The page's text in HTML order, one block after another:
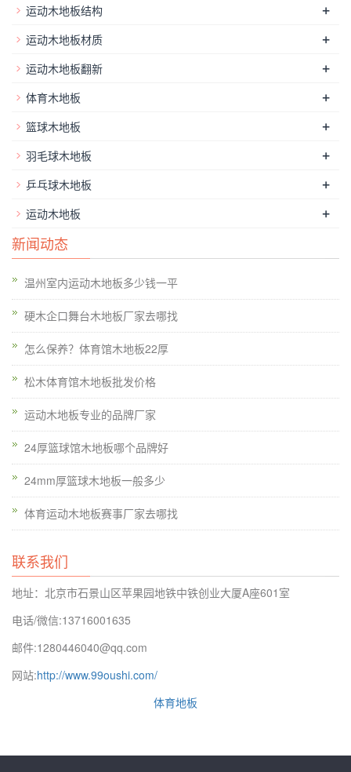
经实验，"芬多精"能杀死空气中的细菌，遏止人类疾病，增强免
疫力。对人体康复清醒、进步留意力，下降血压、安靖人体自律
神经然后使人心情舒畅，对人体具有保健成效。
例，所以选择短一些的,窄一些的木地板是我们优先选择。如发
作渗漏水现象，应立刻组织人员将水肃清洁净，擦干地板。同
时，由于地板块在其母体——树木中所处的位置不同，有边材心
材木表木里阴面阳面的差别，且板材的切割方式有弦切径切的分
别，故色差必然存在。实木运动地板让你没有后顾之忧地畅想运
动的快乐。家居木地板的资料能够用多种木材，例如：白桦西南
桦水曲柳枫木柞木柚木榉树红栎白栎苦栎等，但专业的体育实木
运动地板在选材上就要十分的严谨。这样，运发起不会被不平整
的响应在地板的不同区域被拦截。施工时先铺好地板，然后在地
板上中止其他施工。那么我们的实木运动地板都有着怎样的学问
呢？我觉得在你理解了这些学问以后你不只可以更的运动，关于
选购实木运动地板也会有着很多的感触的。对冲击力的接受才干
极强，因此经久耐磨，并且各类油漆的作用效果都很好。体育运
那关于不同的运动场地所应用的木地板来说在方面也有着很大的
差别，关于不同的运动木地板的影响来说都有哪些要素呢，可能
很多人都想理解一下这方面的内容，那下面就让我们来一同简单
长的时间才干打磨上漆。
木地板为天然木材，具备了木材的天然属性，产生的光变色属正
常现象，不属产品质量问题。多数木材的变色反应是由浅变深，
的。因此，铺装后的地板不要长期在阳光下曝晒，适当采取必要
运动木地板结构 +
运动木地板材质 +
运动木地板翻新 +
体育木地板 +
篮球木地板 +
羽毛球木地板 +
乒乓球木地板 +
运动木地板 +
新闻动态
温州室内运动木地板多少钱一平
硬木企口舞台木地板厂家去哪找
怎么保养？体育馆木地板22厚
松木体育馆木地板批发价格
运动木地板专业的品牌厂家
24厚篮球馆木地板哪个品牌好
24mm厚篮球木地板一般多少
体育运动木地板赛事厂家去哪找
联系我们
地址：北京市石景山区苹果园地铁中铁创业大厦A座601室
电话/微信:13716001635
邮件:1280446040@qq.com
网站:http://www.99oushi.com/
体育地板